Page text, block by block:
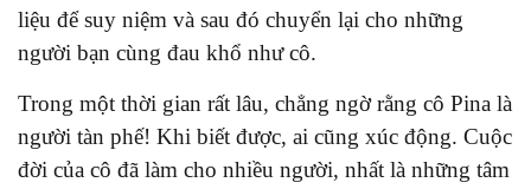
liệu để suy niệm và sau đó chuyển lại cho những
người bạn cùng đau khổ như cô.
Trong một thời gian rất lâu, chẳng ngờ rằng cô Pina là
người tàn phế! Khi biết được, ai cũng xúc động. Cuộc
đời của cô đã làm cho nhiều người, nhất là những tâm